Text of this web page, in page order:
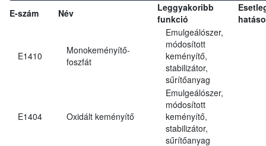
E-szám Név
Leggyakoribb
funkció
E1410
Monokeményítő-
foszfát
Emulgeálószer,
módosított
keményítő,
stabilizátor,
sűrítőanyag
E1404 Oxidált keményítő
Emulgeálószer,
módosított
keményítő,
stabilizátor,
sűrítőanyag